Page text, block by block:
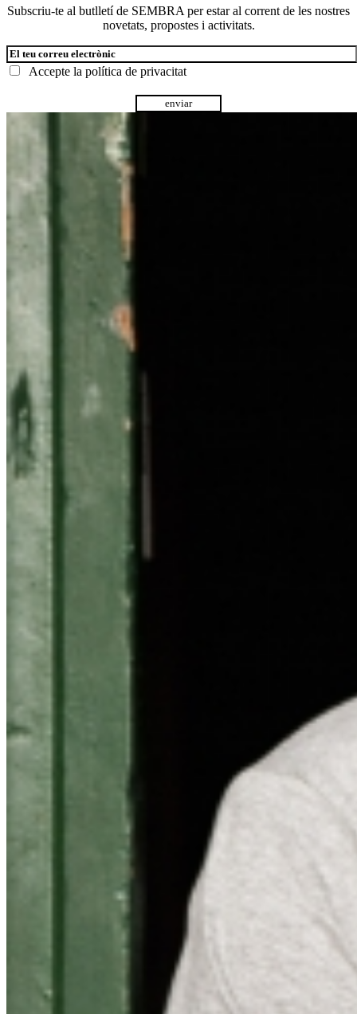
Subscriu-te al butlletí de SEMBRA per estar al corrent de les nostres
novetats, propostes i activitats.
Accepte la política de privacitat